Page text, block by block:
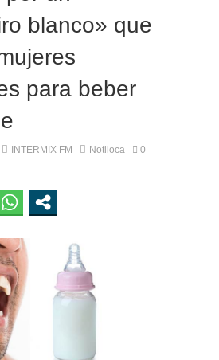
blanco» que
para beber
INTERMIX FM Notiloca 0